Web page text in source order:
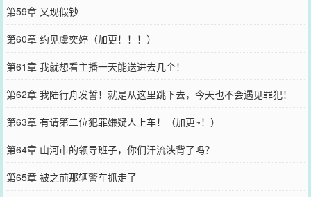
第59章 又现假钞
第60章 约见虞奕婷（加更！！！）
第61章 我就想看主播一天能送进去几个！
第62章 我陆行舟发誓！就是从这里跳下去，今天也不会遇见罪犯！
第63章 有请第二位犯罪嫌疑人上车！（加更~！）
第64章 山河市的领导班子，你们汗流浃背了吗？
第65章 被之前那辆警车抓走了